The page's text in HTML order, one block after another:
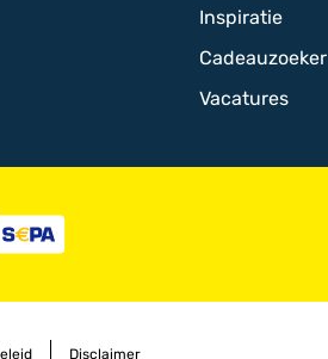
Inspiratie
Cadeauzoeker
Vacatures
Disclaimer